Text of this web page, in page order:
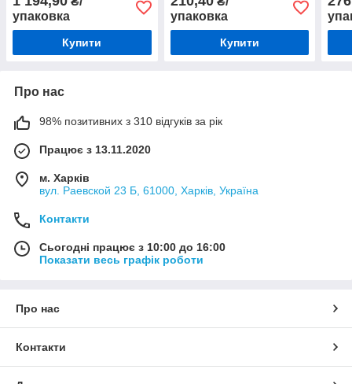
упаковка
Купити
упаковка
Купити
Про нас
98% позитивних з 310 відгуків за рік
Працює з 13.11.2020
м. Харків
вул. Раевской 23 Б, 61000, Харків, Україна
Контакти
Сьогодні працює з 10:00 до 16:00
Показати весь графік роботи
Про нас
Контакти